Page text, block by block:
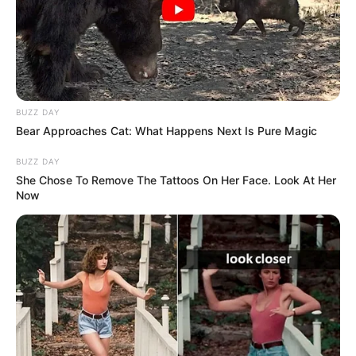
Σύμφωνα με ανάρτηση – βίντεο τηςΤούλσι Γκάμπαρντ
την τελευταία ημέρα της θητείας της ως Διευθύντριας
των Εθνικών Πληροφοριών, δόθηκαν στη δημοσιότητα
BUZZ DAY
Bear Approaches Cat: What Happens Next Is Pure Magic
BUZZ DAY
She Chose To Remove The Tattoos On Her Face. Look At Her
Now